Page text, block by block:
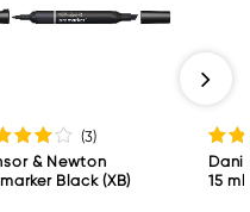
(3)
& Newton
Black (XB)
15